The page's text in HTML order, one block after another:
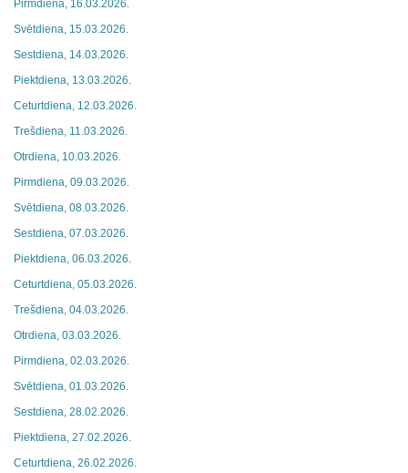
Pirmdiena, 16.03.2026.
Svētdiena, 15.03.2026.
Sestdiena, 14.03.2026.
Piektdiena, 13.03.2026.
Ceturtdiena, 12.03.2026.
Trešdiena, 11.03.2026.
Otrdiena, 10.03.2026.
Pirmdiena, 09.03.2026.
Svētdiena, 08.03.2026.
Sestdiena, 07.03.2026.
Piektdiena, 06.03.2026.
Ceturtdiena, 05.03.2026.
Trešdiena, 04.03.2026.
Otrdiena, 03.03.2026.
Pirmdiena, 02.03.2026.
Svētdiena, 01.03.2026.
Sestdiena, 28.02.2026.
Piektdiena, 27.02.2026.
Ceturtdiena, 26.02.2026.